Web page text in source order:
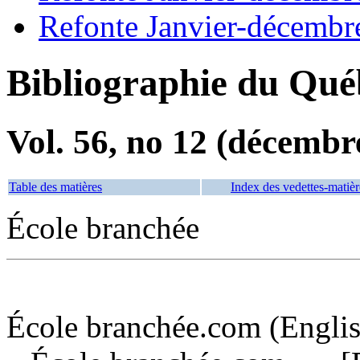
Refonte Janvier-
Bibliographie du
Vol. 56, no 12
Table des matières Index des vedettes-
École branchée
École branchée.com